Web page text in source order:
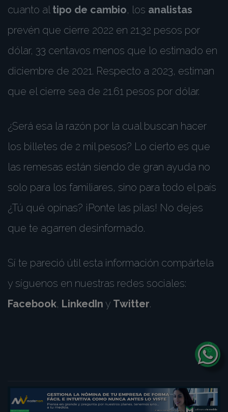
cuanto al tipo de cambio, los analistas
prevén que cierre 2022 en 21.32 pesos por
dólar, 33 centavos menos que lo estimado en
diciembre de 2021. Respecto a 2023, estiman
que el cierre sea de 21.61 pesos por dólar.
¿Será esa la razón por la cual buscan hacer
los billetes de 2 mil pesos? Lo cierto es que
las remesas están siendo de gran ayuda no
solo para los familiares, sino para todo el país
¿Tú qué opinas? ¡Ponte las pilas! No dejes
que te agarren desinformado.
Sí te pareció útil esta información compártela
y síguenos en nuestras redes sociales:
Facebook, LinkedIn y Twitter.